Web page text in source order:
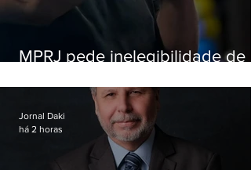
MPRJ pede inelegibilidade de
Jornal Daki
há 2 horas